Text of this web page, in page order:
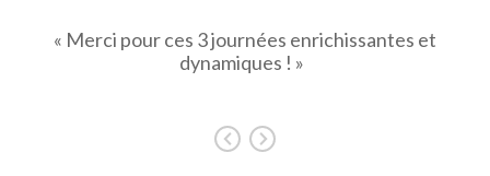
« Merci pour ces 3 journées enrichissantes et
dynamiques ! »